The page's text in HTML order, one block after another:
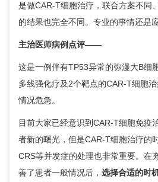
是做CAR-T细胞治疗，联合方案不同
的结果也完全不同。专业的事情还是
主治医师病例点评——
这是一例伴有TP53异常的弥漫大B细
多线强化疗及2个靶点的CAR-T细胞
情况危急。
目前大家已经意识到CAR-T细胞免疫
者新的曙光，但是CAR-T细胞治疗的
CRS等并发症的处理也非常重要。在
善了患者一般情况后， 选择合适的时